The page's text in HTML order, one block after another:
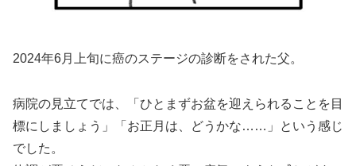
2024年6月上旬に癌のステージの診断をされた父。
病院の見立てでは、「ひとまずお盆を迎えられることを目
標にしましょう」「お正月は、どうかな……」という感じ
でした。